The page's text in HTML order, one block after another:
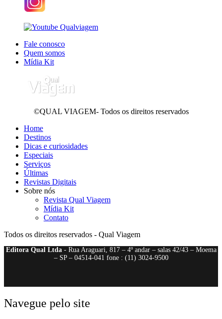
Fale conosco
Quem somos
Mídia Kit
©QUAL VIAGEM- Todos os direitos reservados
Home
Destinos
Dicas e curiosidades
Especiais
Serviços
Últimas
Revistas Digitais
Sobre nós
Revista Qual Viagem
Mídia Kit
Contato
Todos os direitos reservados - Qual Viagem
Editora Qual Ltda- Rua Araguari, 817 – 4º andar – salas 42/43 – Moema
– SP – 04514-041 fone : (11) 3024-9500
Navegue pelo site